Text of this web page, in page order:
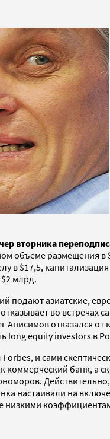
вторника
объеме размещения
в $17,5,
млрд.
подают азиатские,
во встречах
отказался от
long equity investors в
и сами
коммерческий банк,
настаивали на